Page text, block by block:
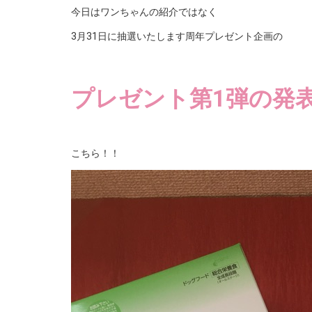
今日はワンちゃんの紹介ではなく
3月31日に抽選いたします周年プレゼント企画の
プレゼント第1弾の発
こちら！！